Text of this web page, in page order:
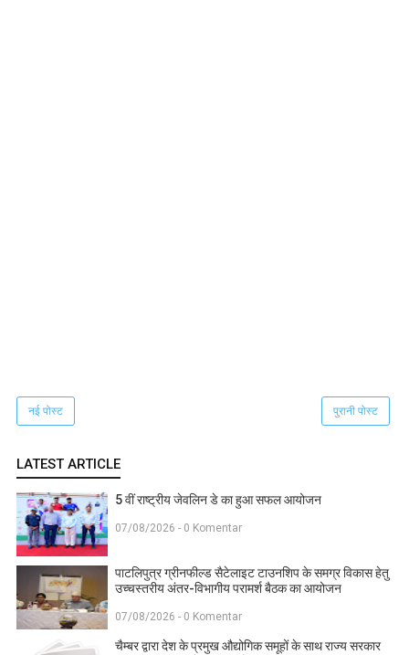
नई पोस्ट पुरानी पोस्ट
LATEST ARTICLE
5 वीं राष्ट्रीय जेवलिन डे का हुआ सफल आयोजन
07/08/2026 - 0 Komentar
पाटलिपुत्र ग्रीनफील्ड सैटेलाइट टाउनशिप के समग्र विकास हेतु
उच्चस्तरीय अंतर-विभागीय परामर्श बैठक का आयोजन
07/08/2026 - 0 Komentar
चैम्बर द्वारा देश के प्रमुख औद्योगिक समूहों के साथ राज्य सरकार